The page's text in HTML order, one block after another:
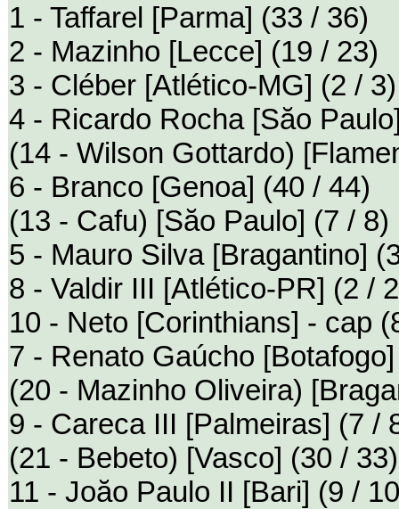
1 - Taffarel [Parma] (33 / 36)
2 - Mazinho [Lecce] (19 / 23)
3 - Cléber [Atlético-MG] (2 / 3)
4 - Ricardo Rocha [Săo
(14 - Wilson Gottardo)
6 - Branco [Genoa] (40 / 44)
(13 - Cafu) [Săo Paulo] (7 / 8)
5 - Mauro Silva [Bragantino]
8 - Valdir III [Atlético-PR] (2 /
10 - Neto [Corinthians] - cap
7 - Renato Gaúcho
(20 - Mazinho Oliveira)
9 - Careca III [Palmeiras] (7 /
(21 - Bebeto) [Vasco] (30 / 33)
11 - Joăo Paulo II [Bari] (9 /